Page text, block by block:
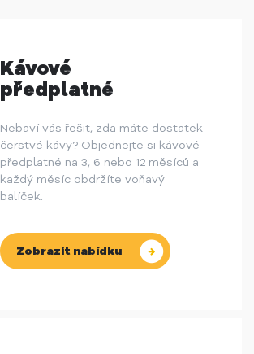
Kávové
předplatné
Nebaví vás řešit, zda máte dostatek
čerstvé kávy? Objednejte si kávové
předplatné na 3, 6 nebo 12 měsíců a
každý měsíc obdržíte voňavý
balíček.
Zobrazit nabídku